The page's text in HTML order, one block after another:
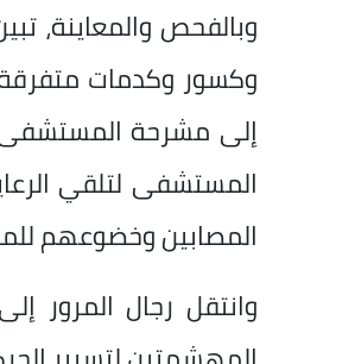
وكسور وكدمات متفرقة
إلى مشرحة المستشفى
المستشفى لتلقي
المصابين وخضوعهم
وانتقل رجال المرور